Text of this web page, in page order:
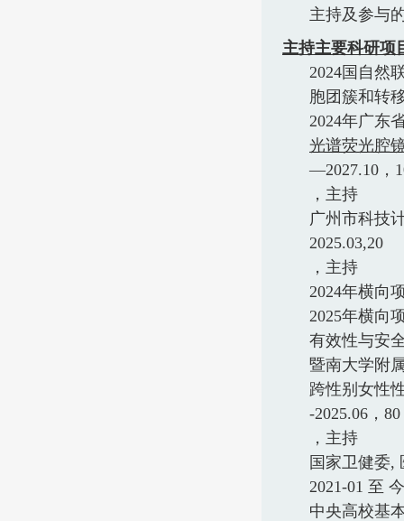
主持及参与
主持主要科研项
2024国自然
胞团簇和转
2024年广东
光谱荧光腔
—2027.10 ，
，主持
广州市科技
2025.03,20
，主持
2024年横向
2025年横向
有效性与安
暨南大学附
跨性别女性
-2025.06 ， 80
，主持
国家卫健委,
2021-01 至 今
中央高校基